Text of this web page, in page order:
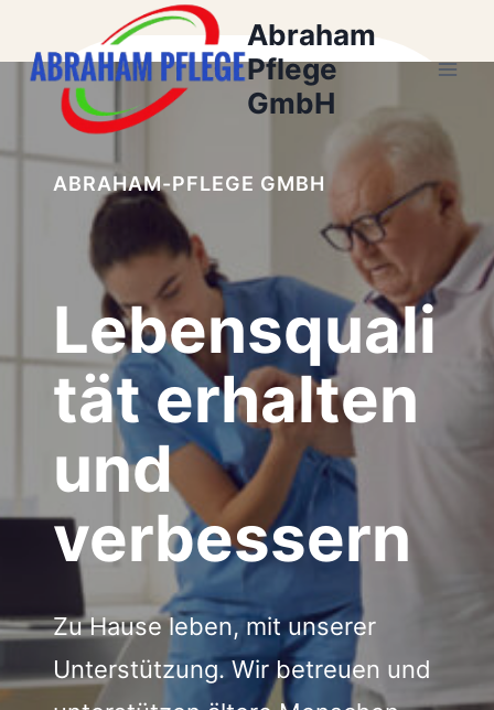
springen
Abraham
Pflege
GmbH
ABRAHAM-PFLEGE GMBH
Lebensquali
tät erhalten
und
verbessern
Zu Hause leben, mit unserer
Unterstützung. Wir betreuen und